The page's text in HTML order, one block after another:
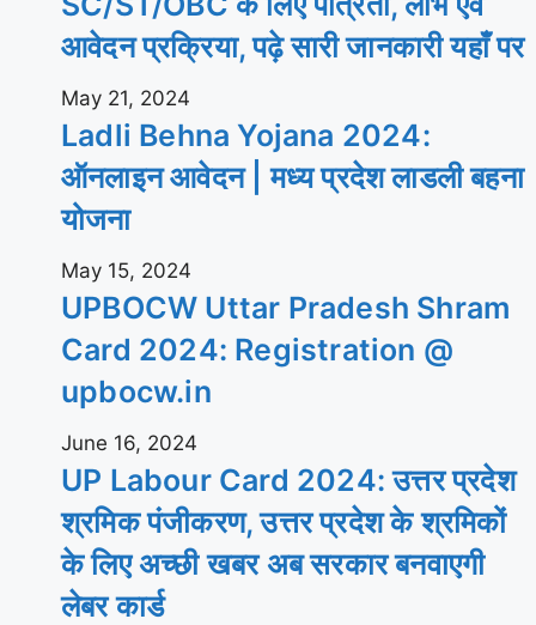
आवेदन प्रक्रिया, पढ़े सारी जानकारी यहाँ पर
May 21, 2024
Ladli Behna Yojana 2024:
ऑनलाइन आवेदन | मध्य प्रदेश लाडली बहना
योजना
May 15, 2024
UPBOCW Uttar Pradesh Shram
Card 2024: Registration @
upbocw.in
June 16, 2024
UP Labour Card 2024: उत्तर प्रदेश
श्रमिक पंजीकरण, उत्तर प्रदेश के श्रमिकों
के लिए अच्छी खबर अब सरकार बनवाएगी
लेबर कार्ड